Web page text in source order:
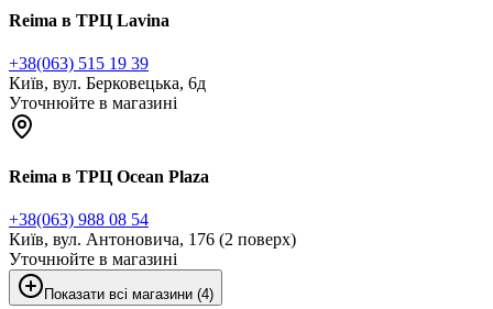
Reima в ТРЦ Lavina
+38(063) 515 19 39
Київ, вул. Берковецька, 6д
Уточнюйте в магазині
Reima в ТРЦ Ocean Plaza
+38(063) 988 08 54
Київ, вул. Антоновича, 176 (2 поверх)
Уточнюйте в магазині
Показати всі магазини (4)